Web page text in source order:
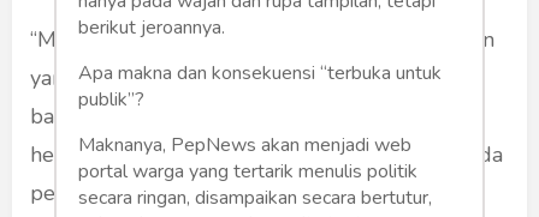
“Mungkin beberapa bulan atau beberapa tahun
yang lalu tidak ada yang bisa memperkirakan
bahwa negara kita mampu mengerahkan 50
helikopter,” kata Prabowo dalam pidatonya pada
peringatan HUT ke-61 Partai Golkar di Istora
berikut jeroannya.
Apa makna dan konsekuensi “terbuka untuk
publik”?
Maknanya, PepNews akan menjadi web
portal warga yang tertarik menulis politik
secara ringan, disampaikan secara bertutur,